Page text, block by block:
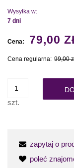
Wysyłka w:
7 dni
Cena: 79,00
Cena regularna: 99,00
szt.
zapytaj o
poleć